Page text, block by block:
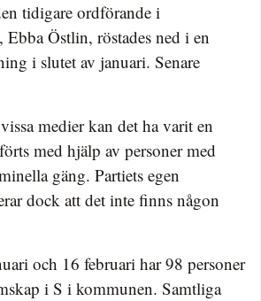
tidigare ordförande i
Östlin, röstades ned i en
i slutet av januari. Senare
medier kan det ha varit en
med hjälp av personer med
gäng. Partiets egen
dock att det inte finns någon
och 16 februari har 98 personer
i S i kommunen. Samtliga